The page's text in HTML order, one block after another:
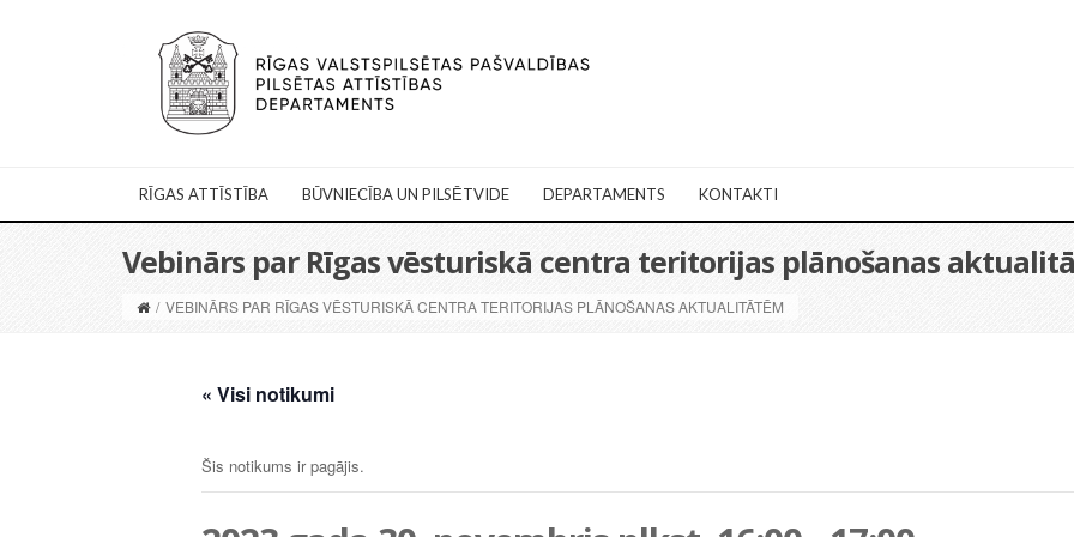
RĪGAS ATTĪSTĪBA BŪVNIECĪBA UN PILSĒTVIDE DEPARTAMENTS KONTAKTI
Vebinārs par Rīgas vēsturiskā centra teritorijas plānošanas
/ VEBINĀRS PAR RĪGAS VĒSTURISKĀ CENTRA TERITORIJAS PLĀNOŠANAS AKTUALITĀTĒM
« Visi notikumi
Šis notikums ir pagājis.